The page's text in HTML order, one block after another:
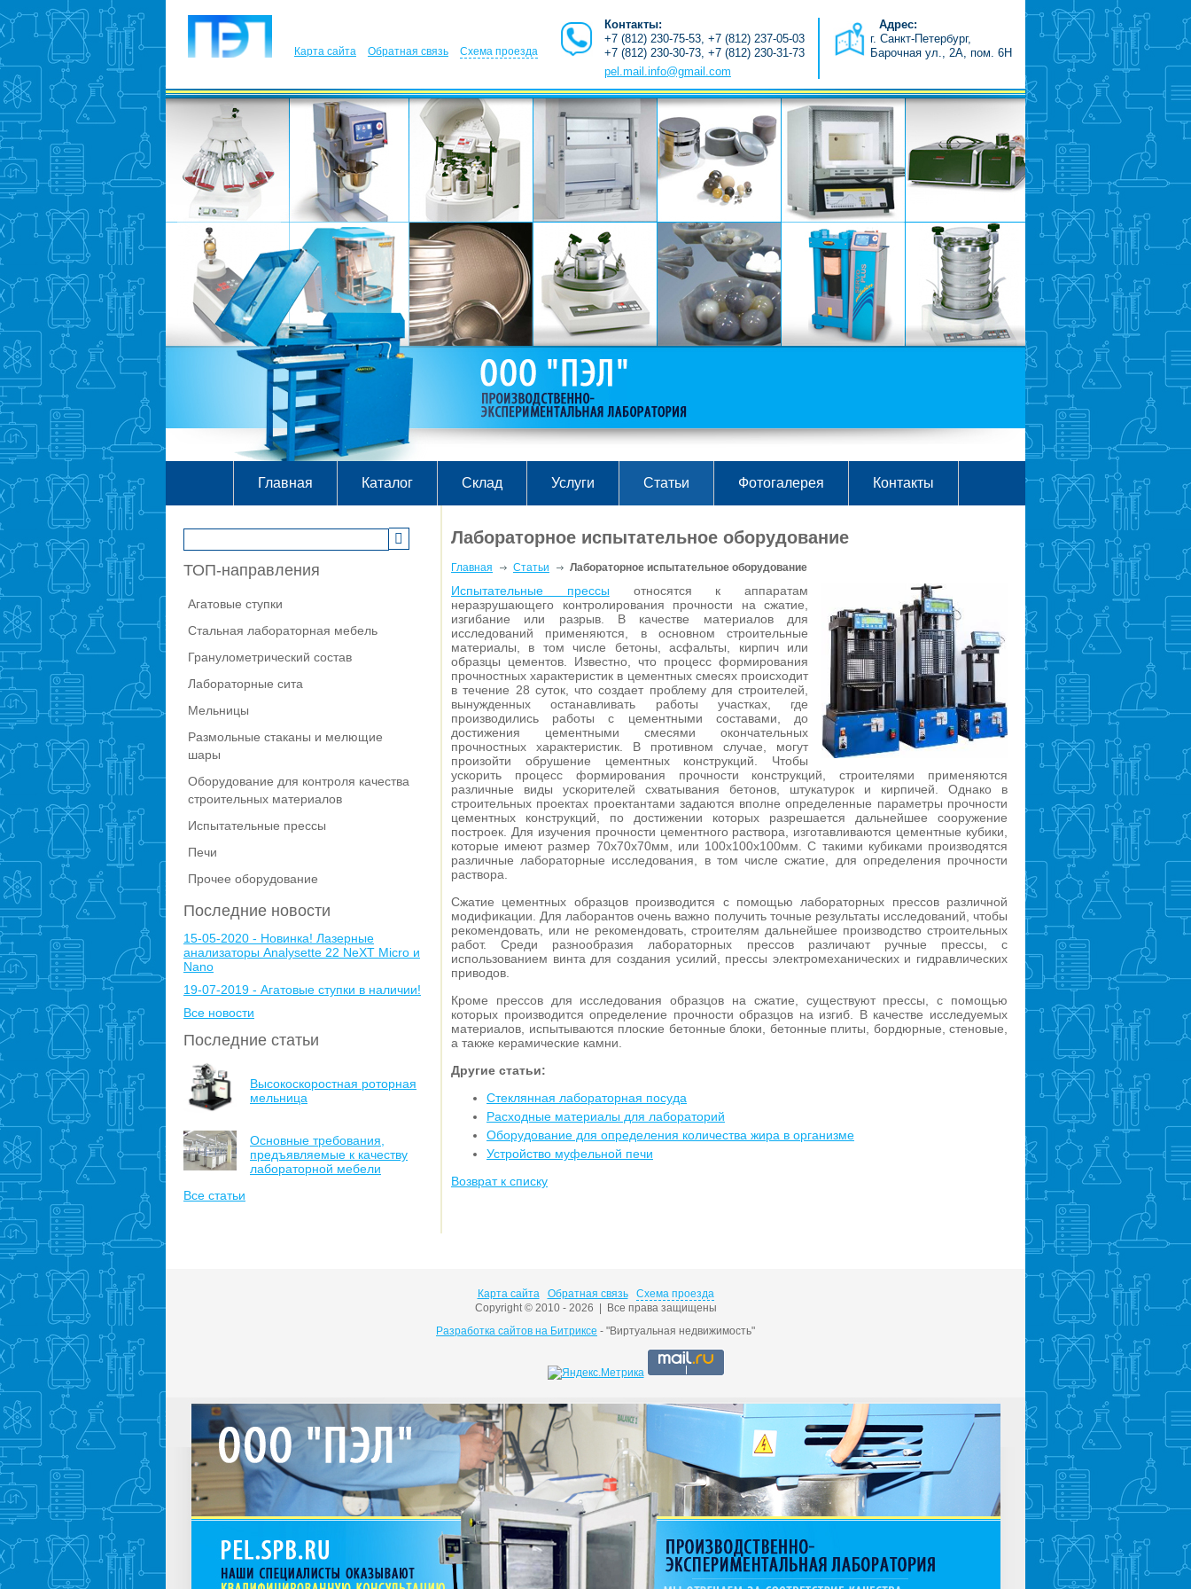
Карта сайта Обратная связь Схема проезда
Контакты:
+7 (812) 230-75-53, +7 (812) 237-05-03
+7 (812) 230-30-73, +7 (812) 230-31-73
pel.mail.info@gmail.com
Адрес:
г. Санкт-Петербург,
Барочная ул., 2А, пом. 6H
Главная Каталог Склад Услуги Статьи Фотогалерея Контакты
ТОП-направления
Агатовые ступки
Стальная лабораторная мебель
Гранулометрический состав
Лабораторные сита
Мельницы
Размольные стаканы и мелющие
шары
Оборудование для контроля качества
строительных материалов
Испытательные прессы
Печи
Прочее оборудование
Последние новости
15-05-2020 - Новинка! Лазерные
анализаторы Analysette 22 NeXT Micro и
Nano
19-07-2019 - Агатовые ступки в наличии!
Все новости
Последние статьи
Высокоскоростная роторная
мельница
Основные требования,
предъявляемые к качеству
лабораторной мебели
Все статьи
Лабораторное испытательное оборудование
Главная Статьи Лабораторное испытательное оборудование
Испытательные прессы относятся к аппаратам
неразрушающего контролирования прочности на сжатие,
изгибание или разрыв. В качестве материалов для
исследований применяются, в основном строительные
материалы, в том числе бетоны, асфальты, кирпич или
образцы цементов. Известно, что процесс формирования
прочностных характеристик в цементных смесях происходит
в течение 28 суток, что создает проблему для строителей,
вынужденных останавливать работы участках, где
производились работы с цементными составами, до
достижения цементными смесями окончательных
прочностных характеристик. В противном случае, могут
произойти обрушение цементных конструкций. Чтобы
ускорить процесс формирования прочности конструкций, строителями применяются
различные виды ускорителей схватывания бетонов, штукатурок и кирпичей. Однако в
строительных проектах проектантами задаются вполне определенные параметры прочности
цементных конструкций, по достижении которых разрешается дальнейшее сооружение
построек. Для изучения прочности цементного раствора, изготавливаются цементные кубики,
которые имеют размер 70х70х70мм, или 100х100х100мм. С такими кубиками производятся
различные лабораторные исследования, в том числе сжатие, для определения прочности
раствора.
Сжатие цементных образцов производится с помощью лабораторных прессов различной
модификации. Для лаборантов очень важно получить точные результаты исследований, чтобы
рекомендовать, или не рекомендовать, строителям дальнейшее производство строительных
работ. Среди разнообразия лабораторных прессов различают ручные прессы, с
использованием винта для создания усилий, прессы электромеханических и гидравлических
приводов.
Кроме прессов для исследования образцов на сжатие, существуют прессы, с помощью
которых производится определение прочности образцов на изгиб. В качестве исследуемых
материалов, испытываются плоские бетонные блоки, бетонные плиты, бордюрные, стеновые,
а также керамические камни.
Другие статьи:
Стеклянная лабораторная посуда
Расходные материалы для лабораторий
Оборудование для определения количества жира в организме
Устройство муфельной печи
Возврат к списку
Карта сайта Обратная связь
Схема проезда
Copyright © 2010 - 2026 | Все права защищены
Разработка сайтов на Битриксе - "Виртуальная недвижимость"